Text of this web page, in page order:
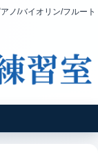
ノ/バイオリン/フルート